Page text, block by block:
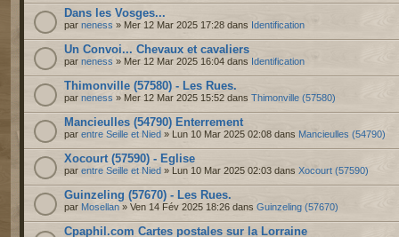
Dans les Vosges...
par neness » Mer 12 Mar 2025 17:28 dans Identification
Un Convoi... Chevaux et cavaliers
par neness » Mer 12 Mar 2025 16:04 dans Identification
Thimonville (57580) - Les Rues.
par neness » Mer 12 Mar 2025 15:52 dans Thimonville (57580)
Mancieulles (54790) Enterrement
par entre Seille et Nied » Lun 10 Mar 2025 02:08 dans Mancieulles (54790)
Xocourt (57590) - Eglise
par entre Seille et Nied » Lun 10 Mar 2025 02:03 dans Xocourt (57590)
Guinzeling (57670) - Les Rues.
par Mosellan » Ven 14 Fév 2025 18:26 dans Guinzeling (57670)
Cpaphil.com Cartes postales sur la Lorraine